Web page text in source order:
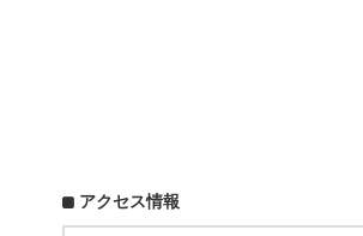
アクセス情報